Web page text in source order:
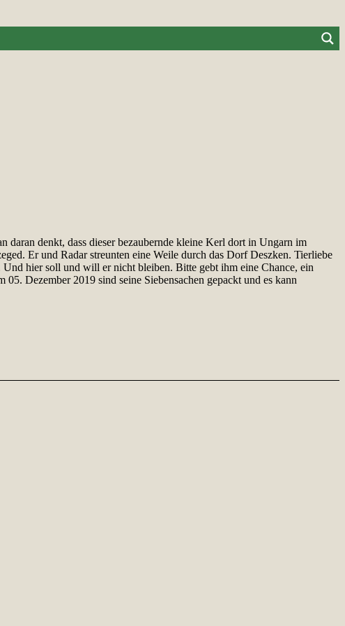
daran denkt, dass dieser bezaubernde kleine Kerl dort in Ungarn im
Er und Radar streunten eine Weile durch das Dorf Deszken. Tierliebe
hier soll und will er nicht bleiben. Bitte gebt ihm eine Chance, ein
Dezember 2019 sind seine Siebensachen gepackt und es kann